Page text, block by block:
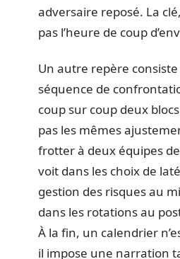
adversaire reposé. La
pas l’heure de coup
Un autre repère
séquence de
coup sur coup deux
pas les mêmes
frotter à deux équipes
voit dans les choix de
gestion des risques au
dans les rotations au
À la fin, un calendrier
il impose une narration